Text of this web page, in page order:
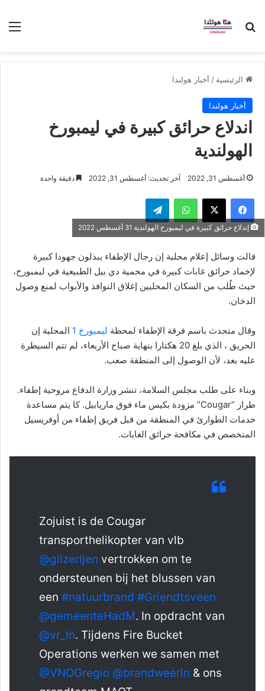
بحث عن
الرئيسية / أخبار هولندا
أخبار هولندا
اندلاع حرائق كبيرة في ليمبورخ
الهولندية
أغسطس 31, 2022 آخر تحديث: أغسطس 31, 2022 دقيقة واحدة
فيسبوك ‫X واتساب تيلقرام
إندلاع حرائق كبيرة في ليمبورخ الهولندية 31 أغسطس 2022
قالت وسائل إعلام محلية إن رجال الإطفاء يبذلون جهودا كبيرة
لإخماد حرائق غابات كبيرة في محمية دي بيل الطبيعية في ليمبورخ،
حيث طُلب من السكان المحليين إغلاق النوافذ والأبواب لمنع وصول
الدخان.
وقال متحدث باسم فرقة الإطفاء لمحطة ليمبورخ 1
المحلية إن
الحريق ، الذي بلغ 20 هكتارا بنهاية صباح الأربعاء، لم تتم السيطرة
عليه بعد، لأن الوصول إلى المنطقة صعب.
وبناء على طلب مجلس السلامة، تنشر وزارة الدفاع مروحية إطفاء.
طراز “Cougar” مزودة بكيس ماء فوق ماريابيل. كا يتم مساعدة
خدمات الطوارئ في المنطقة من قبل فريق إطفاء من أوفريسيل
المتخصص في مكافحة حرائق الغابات.
Zojuist is de Cougar
transporthelikopter van vlb
@gilzerijen vertrokken om te
ondersteunen bij het blussen van
een #natuurbrand #Griendtsveen
@gemeenteHadM. In opdracht van
@vr_ln. Tijdens Fire Bucket
Operations werken we samen met
@VNOGregio @brandweerln & ons